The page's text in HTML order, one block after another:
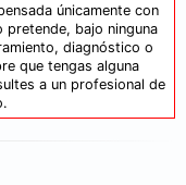
únicamente con
bajo ninguna
diagnóstico o
que tengas alguna
a un profesional de